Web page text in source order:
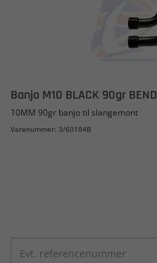
Banjo M10 BLACK 90gr BEND
10MM 90gr banjo til slangemont
Varenummer: 3/60184B